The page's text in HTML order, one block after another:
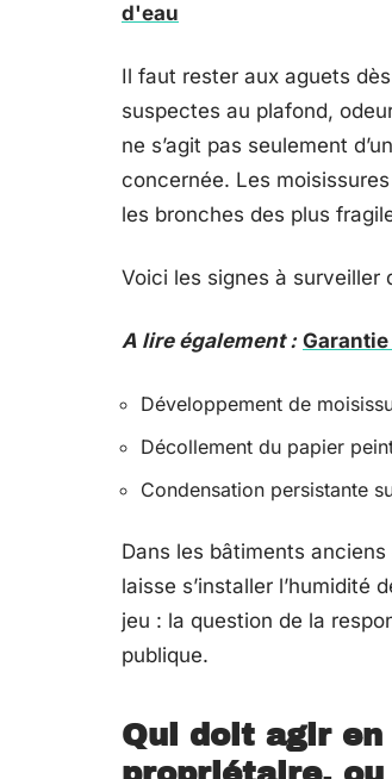
d'eau
Il faut rester aux aguets
suspectes au plafond,
ne s’agit pas seulement
concernée. Les
les bronches des plus
Voici les signes à surveiller
A lire également :
Développement de
Décollement du papier
Condensation persistante
Dans les bâtiments
laisse s’installer l’humidité
jeu : la question de la
publique.
Qui doit agir